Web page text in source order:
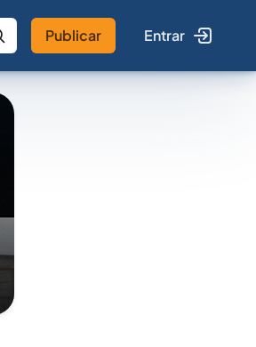
Publicar Entrar